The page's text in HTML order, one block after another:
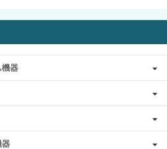
機器
器